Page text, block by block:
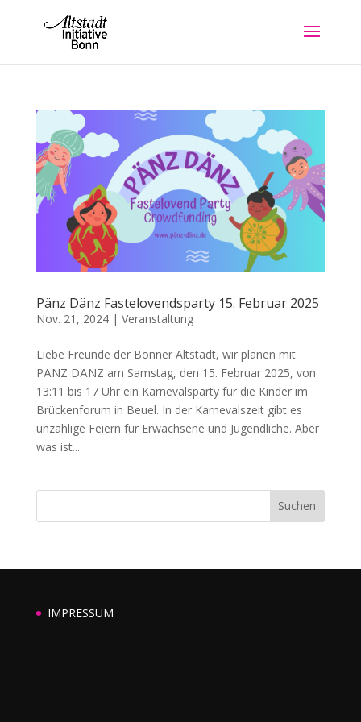
Pänz Dänz Fastelovendsparty 15. Februar 2025
Nov. 21, 2024| Veranstaltung
Liebe Freunde der Bonner Altstadt, wir planen mit
PÄNZ DÄNZ am Samstag, den 15. Februar 2025, von
13:11 bis 17 Uhr ein Karnevalsparty für die Kinder im
Brückenforum in Beuel. In der Karnevalszeit gibt es
unzählige Feiern für Erwachsene und Jugendliche. Aber
was ist...
Suchen
IMPRESSUM